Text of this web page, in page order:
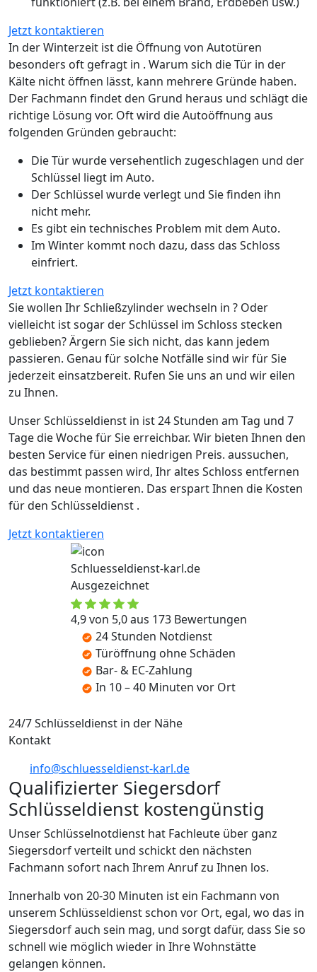
Jetzt kontaktieren
In der Winterzeit ist die Öffnung von Autotüren
besonders oft gefragt in . Warum sich die Tür in der
Kälte nicht öffnen lässt, kann mehrere Gründe haben.
Der Fachmann findet den Grund heraus und schlägt die
richtige Lösung vor. Oft wird die Autoöffnung aus
folgenden Gründen gebraucht:
Die Tür wurde versehentlich zugeschlagen und der
Schlüssel liegt im Auto.
Der Schlüssel wurde verlegt und Sie finden ihn
nicht mehr.
Es gibt ein technisches Problem mit dem Auto.
Im Winter kommt noch dazu, dass das Schloss
einfriert.
Jetzt kontaktieren
Sie wollen Ihr Schließzylinder wechseln in ? Oder
vielleicht ist sogar der Schlüssel im Schloss stecken
geblieben? Ärgern Sie sich nicht, das kann jedem
passieren. Genau für solche Notfälle sind wir für Sie
jederzeit einsatzbereit. Rufen Sie uns an und wir eilen
zu Ihnen.
Unser Schlüsseldienst in ist 24 Stunden am Tag und 7
Tage die Woche für Sie erreichbar. Wir bieten Ihnen den
besten Service für einen niedrigen Preis. aussuchen,
das bestimmt passen wird, Ihr altes Schloss entfernen
und das neue montieren. Das erspart Ihnen die Kosten
für den Schlüsseldienst .
Jetzt kontaktieren
Schluesseldienst-karl.de
Ausgezeichnet
4,9 von 5,0 aus 173 Bewertungen
24 Stunden Notdienst
Türöffnung ohne Schäden
Bar- & EC-Zahlung
In 10 – 40 Minuten vor Ort
24/7 Schlüsseldienst in der Nähe
Kontakt
info@schluesseldienst-karl.de
Qualifizierter Siegersdorf
Schlüsseldienst kostengünstig
Unser Schlüsselnotdienst hat Fachleute über ganz
Siegersdorf verteilt und schickt den nächsten
Fachmann sofort nach Ihrem Anruf zu Ihnen los.
Innerhalb von 20-30 Minuten ist ein Fachmann von
unserem Schlüsseldienst schon vor Ort, egal, wo das in
Siegersdorf auch sein mag, und sorgt dafür, dass Sie so
schnell wie möglich wieder in Ihre Wohnstätte
gelangen können.